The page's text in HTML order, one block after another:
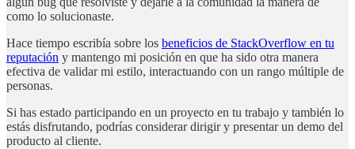
como lo solucionaste.
Hace tiempo escribía sobre los beneficios de StackOverflow en tu
reputación y mantengo mi posición en que ha sido otra manera
efectiva de validar mi estilo, interactuando con un rango múltiple de
personas.
Si has estado participando en un proyecto en tu trabajo y también lo
estás disfrutando, podrías considerar dirigir y presentar un demo del
producto al cliente.